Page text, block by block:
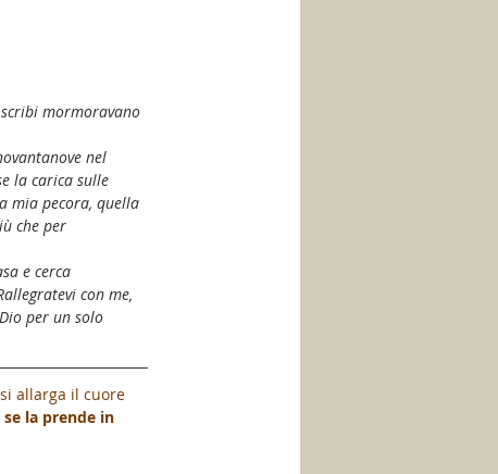
mormoravano
nel
la carica sulle
mia pecora, quella
che per
e cerca
con me,
per un solo
allarga il cuore
la prende in